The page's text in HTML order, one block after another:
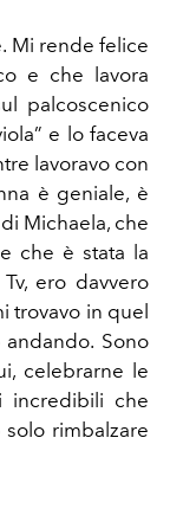
Mi rende felice
e che lavora
palcoscenico
e lo faceva
lavoravo con
è geniale, è
Michaela, che
che è stata la
ero davvero
trovavo in quel
Sono
celebrarne le
incredibili che
rimbalzare